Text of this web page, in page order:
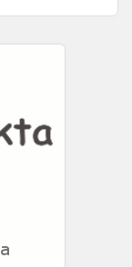
тешка зима за
Петар